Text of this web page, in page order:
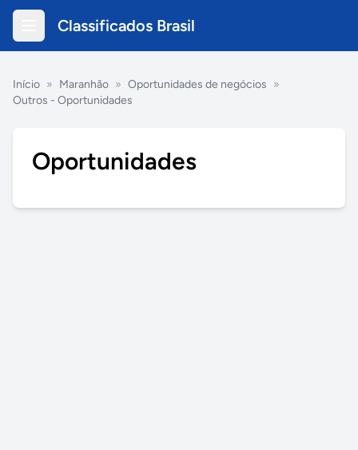
Classificados Brasil
Início » Maranhão » Oportunidades de negócios »
Outros - Oportunidades
Oportunidades